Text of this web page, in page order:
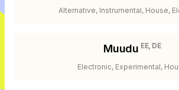
Alternative, Instrumental, House,
Muudu EE, DE
Electronic, Experimental,